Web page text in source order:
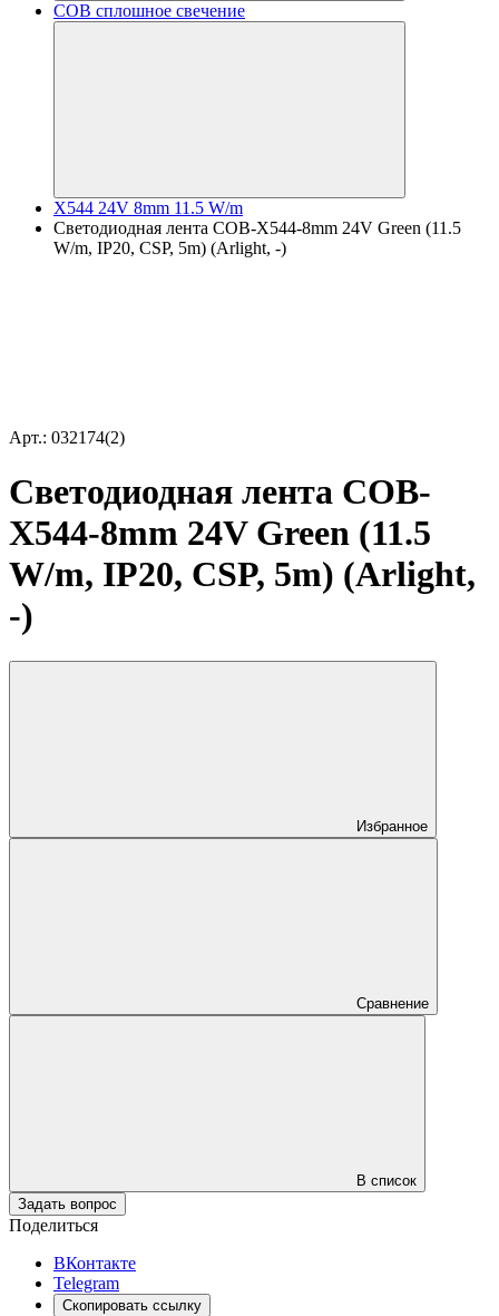
COB сплошное свечение
X544 24V 8mm 11.5 W/m
Светодиодная лента COB-X544-8mm 24V Green (11.5
W/m, IP20, CSP, 5m) (Arlight, -)
Арт.: 032174(2)
Светодиодная лента COB-
X544-8mm 24V Green (11.5
W/m, IP20, CSP, 5m) (Arlight,
-)
Избранное
Сравнение
В список
Задать вопрос
Поделиться
ВКонтакте
Telegram
Скопировать ссылку